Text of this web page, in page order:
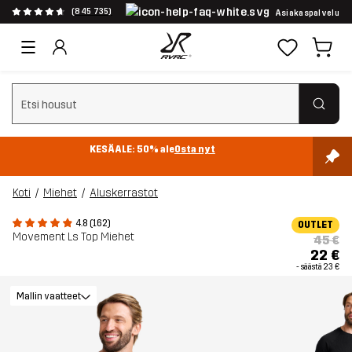
(845 735) Asiakaspalvelu
Tyhjennä haku
KESÄALE: 50% aleOsta nyt
Koti Miehet Aluskerrastot
4.8 (162)
Movement Ls Top Miehet
OUTLET
45 €
22 €
- säästä 23 €
Mallin vaatteet